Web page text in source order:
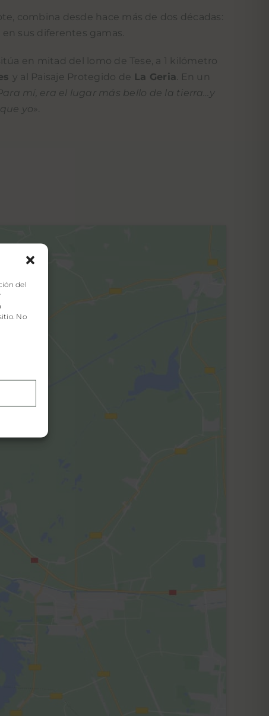
del
No
combina desde hace más de dos décadas:
sus diferentes gamas.
en mitad del lomo de Tese, a 1 kilómetro
y al Paisaje Protegido de La Geria
. En un
mí, era el lugar más bello de la tierra…y
yo».